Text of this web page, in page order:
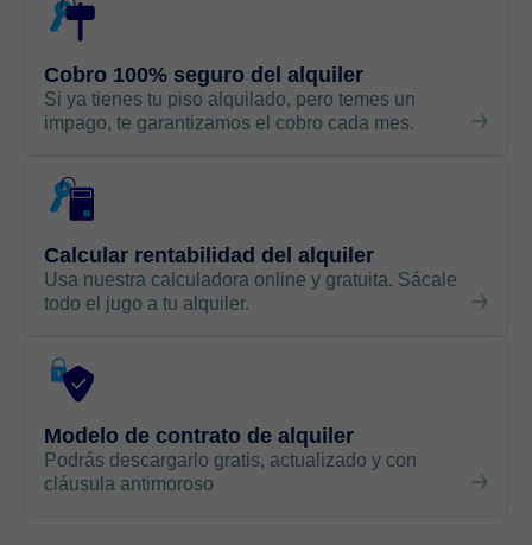
Cobro 100% seguro del alquiler
Si ya tienes tu piso alquilado, pero temes un
impago, te garantizamos el cobro cada mes.
Calcular rentabilidad del alquiler
Usa nuestra calculadora online y gratuita. Sácale
todo el jugo a tu alquiler.
Modelo de contrato de alquiler
Podrás descargarlo gratis, actualizado y con
cláusula antimoroso